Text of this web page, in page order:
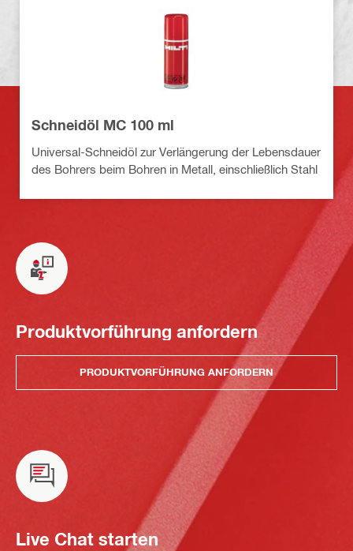
Schneidöl MC 100 ml
Universal-Schneidöl zur Verlängerung der Lebensdauer
des Bohrers beim Bohren in Metall, einschließlich Stahl
Produktvorführung anfordern
PRODUKTVORFÜHRUNG ANFORDERN
Live Chat starten